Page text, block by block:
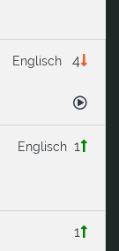
4
Englisch
1
Englisch
1